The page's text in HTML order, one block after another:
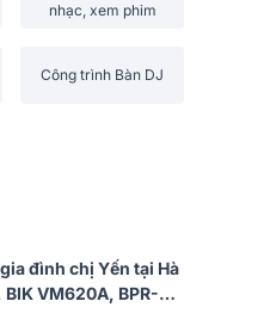
nhạc, xem phim
Công trình Bàn DJ
đình chị Yến tại Hà
BIK VM620A, BPR-